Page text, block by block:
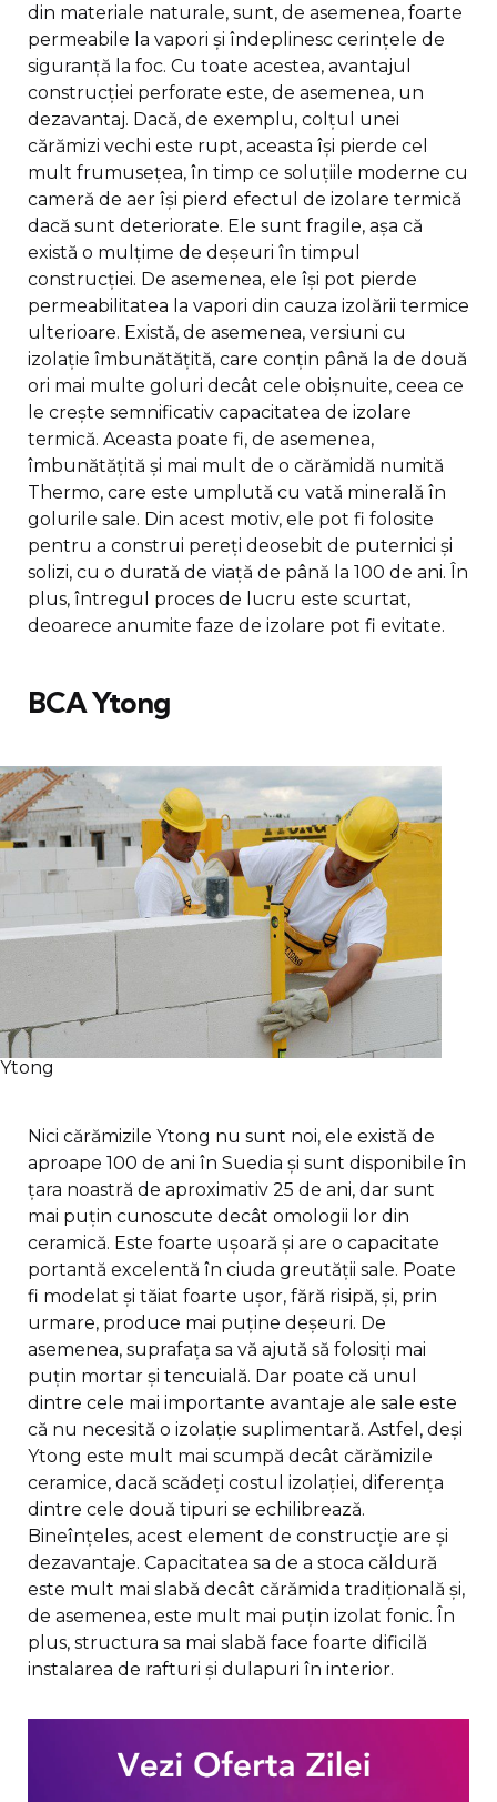
din materiale naturale, sunt, de asemenea, foarte
permeabile la vapori și îndeplinesc cerințele de
siguranță la foc. Cu toate acestea, avantajul
construcției perforate este, de asemenea, un
dezavantaj. Dacă, de exemplu, colțul unei
cărămizi vechi este rupt, aceasta își pierde cel
mult frumusețea, în timp ce soluțiile moderne cu
cameră de aer își pierd efectul de izolare termică
dacă sunt deteriorate. Ele sunt fragile, așa că
există o mulțime de deșeuri în timpul
construcției. De asemenea, ele își pot pierde
permeabilitatea la vapori din cauza izolării termice
ulterioare. Există, de asemenea, versiuni cu
izolație îmbunătățită, care conțin până la de două
ori mai multe goluri decât cele obișnuite, ceea ce
le crește semnificativ capacitatea de izolare
termică. Aceasta poate fi, de asemenea,
îmbunătățită și mai mult de o cărămidă numită
Thermo, care este umplută cu vată minerală în
golurile sale. Din acest motiv, ele pot fi folosite
pentru a construi pereți deosebit de puternici și
solizi, cu o durată de viață de până la 100 de ani. În
plus, întregul proces de lucru este scurtat,
deoarece anumite faze de izolare pot fi evitate.
BCA Ytong
Ytong
Nici cărămizile Ytong nu sunt noi, ele există de
aproape 100 de ani în Suedia și sunt disponibile în
țara noastră de aproximativ 25 de ani, dar sunt
mai puțin cunoscute decât omologii lor din
ceramică. Este foarte ușoară și are o capacitate
portantă excelentă în ciuda greutății sale. Poate
fi modelat și tăiat foarte ușor, fără risipă, și, prin
urmare, produce mai puține deșeuri. De
asemenea, suprafața sa vă ajută să folosiți mai
puțin mortar și tencuială. Dar poate că unul
dintre cele mai importante avantaje ale sale este
că nu necesită o izolație suplimentară. Astfel, deși
Ytong este mult mai scumpă decât cărămizile
ceramice, dacă scădeți costul izolației, diferența
dintre cele două tipuri se echilibrează.
Bineînțeles, acest element de construcție are și
dezavantaje. Capacitatea sa de a stoca căldură
este mult mai slabă decât cărămida tradițională și,
de asemenea, este mult mai puțin izolat fonic. În
plus, structura sa mai slabă face foarte dificilă
instalarea de rafturi și dulapuri în interior.